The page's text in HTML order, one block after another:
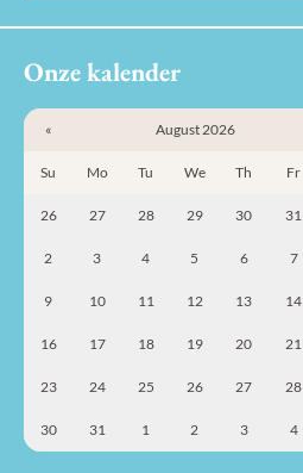
Onze kalender
« August 2026
Su Mo Tu We Th Fr
26 27 28 29 30 31
2 3 4 5 6 7
9 10 11 12 13 14
16 17 18 19 20 21
23 24 25 26 27 28
30 31 1 2 3 4